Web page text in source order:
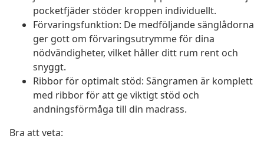
pocketfjäder stöder kroppen individuellt.
Förvaringsfunktion: De medföljande sänglådorna
ger gott om förvaringsutrymme för dina
nödvändigheter, vilket håller ditt rum rent och
snyggt.
Ribbor för optimalt stöd: Sängramen är komplett
med ribbor för att ge viktigt stöd och
andningsförmåga till din madrass.
Bra att veta: